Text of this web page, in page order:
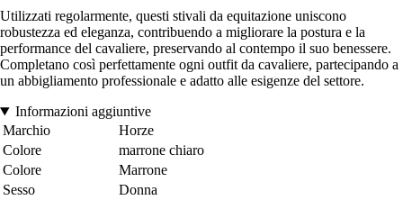
Utilizzati regolarmente, questi stivali da equitazione uniscono
robustezza ed eleganza, contribuendo a migliorare la postura e la
performance del cavaliere, preservando al contempo il suo benessere.
Completano così perfettamente ogni outfit da cavaliere, partecipando a
un abbigliamento professionale e adatto alle esigenze del settore.
Informazioni aggiuntive
Marchio
Horze
Colore
marrone chiaro
Colore
Marrone
Sesso
Donna